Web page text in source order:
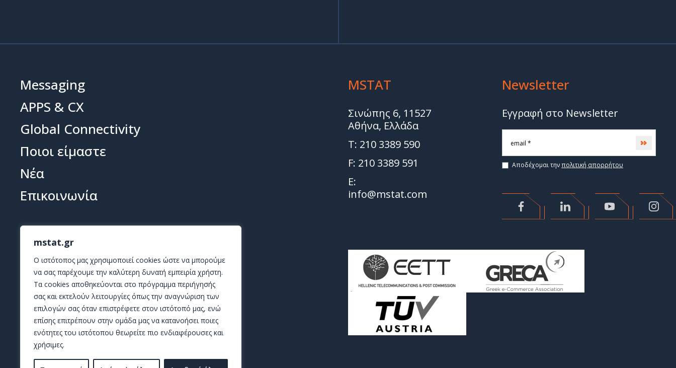
mstat.gr
O ιστότοπος μας χρησιμοποιεί cookies ώστε να μπορούμε
να σας παρέχουμε την καλύτερη δυνατή εμπειρία χρήστη.
Τα cookies αποθηκεύονται στο πρόγραμμα περιήγησής
σας και εκτελούν λειτουργίες όπως την αναγνώριση των
επιλογών σας όταν επιστρέφετε στον ιστότοπό μας, ενώ
επίσης επιτρέπουν στην ομάδα μας να κατανοήσει ποιες
ενότητες του ιστότοπου θεωρείτε πιο ενδιαφέρουσες και
χρήσιμες.
Messaging
APPS & CX
Global Connectivity
Ποιοι είμαστε
Νέα
Επικοινωνία
MSTAT
Σινώπης 6, 11527
Αθήνα, Ελλάδα
T: 210 3389 590
F: 210 3389 591
E:
info@mstat.com
Newsletter
Εγγραφή στο Newsletter
Αποδέχομαι τηνπολιτική απορρήτου